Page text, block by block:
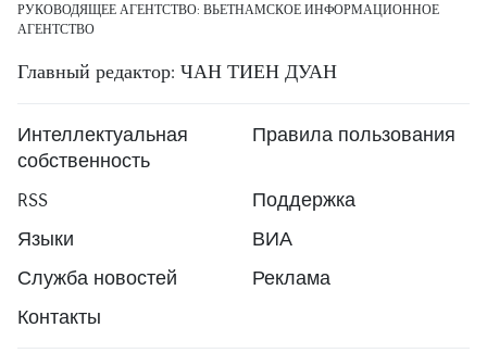
РУКОВОДЯЩЕЕ АГЕНТСТВО: ВЬЕТНАМСКОЕ ИНФОРМАЦИОННОЕ
АГЕНТСТВО
Главный редактор: ЧАН ТИЕН ДУАН
Интеллектуальная
собственность
Правила пользования
RSS
Поддержка
Языки
ВИА
Служба новостей
Реклама
Контакты